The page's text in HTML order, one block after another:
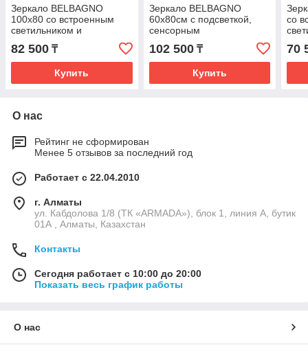
Зеркало BELBAGNO
100x80 со встроенным
светильником и
сенсорным
выключателем, SPC-GRT-
1000-800-LED-TCH
82 500 ₸
Купить
Зеркало BELBAGNO
60x80см с подсветкой,
сенсорным
выключателем, блютуз,
микрофоном и
динамиком, SPC-MAR-
102 500₸
Купить
со
70
О нас
Рейтинг не сформирован
Менее 5 отзывов за последний год
Работает с 22.04.2010
г. Алматы
ул. Кабдолова 1/8 (ТК «ARMADA»), блок 1, линия А, бутик
01А , Алматы, Казахстан
Контакты
Сегодня работает с 10:00 до 20:00
Показать весь график работы
О нас